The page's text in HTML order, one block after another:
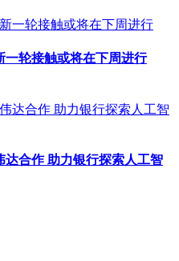
一轮接触或将在下周进行
合作 助力银行探索人工智